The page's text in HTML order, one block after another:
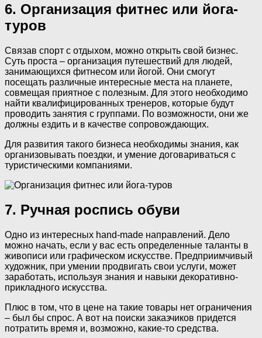
6. Организация фитнес или йога-
туров
Связав спорт с отдыхом, можно открыть свой бизнес.
Суть проста – организация путешествий для людей,
занимающихся фитнесом или йогой. Они смогут
посещать различные интересные места на планете,
совмещая приятное с полезным. Для этого необходимо
найти квалифицированных тренеров, которые будут
проводить занятия с группами. По возможности, они же
должны ездить и в качестве сопровождающих.
Для развития такого бизнеса необходимы знания, как
организовывать поездки, и умение договариваться с
туристическими компаниями.
7. Ручная роспись обуви
Одно из интересных hand-made направлений. Дело
можно начать, если у вас есть определенные таланты в
живописи или графическом искусстве. Предприимчивый
художник, при умении продвигать свои услуги, может
заработать, используя знания и навыки декоративно-
прикладного искусства.
Плюс в том, что в цене на такие товары нет ограничения
– был бы спрос. А вот на поиски заказчиков придется
потратить время и, возможно, какие-то средства.